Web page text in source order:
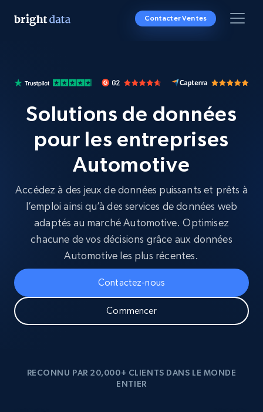
Contacter Ventes
Solutions de données
pour les entreprises
Automotive
Accédez à des jeux de données puissants et prêts à
l’emploi ainsi qu’à des services de données web
adaptés au marché Automotive. Optimisez
chacune de vos décisions grâce aux données
Automotive les plus récentes.
Contactez-nous
Commencer
RECONNU PAR 20,000+ CLIENTS DANS LE MONDE
ENTIER